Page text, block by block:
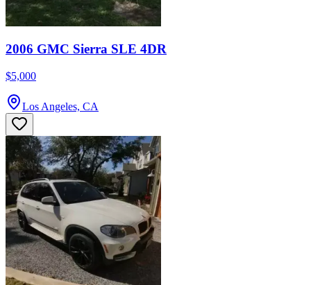
2006 GMC Sierra SLE 4DR
$5,000
Los Angeles, CA